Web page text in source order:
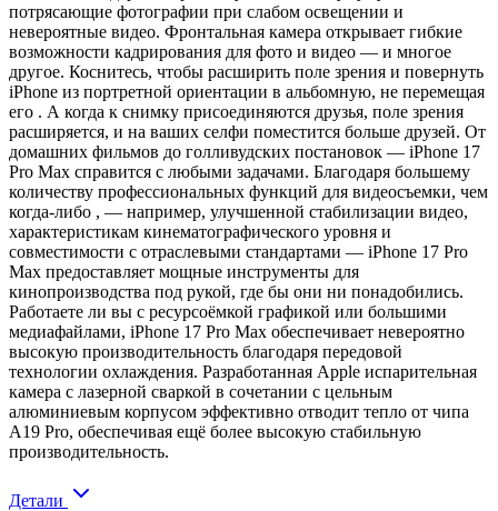
потрясающие фотографии при слабом освещении и
невероятные видео. Фронтальная камера открывает гибкие
возможности кадрирования для фото и видео — и многое
другое. Коснитесь, чтобы расширить поле зрения и повернуть
iPhone из портретной ориентации в альбомную, не перемещая
его . А когда к снимку присоединяются друзья, поле зрения
расширяется, и на ваших селфи поместится больше друзей. От
домашних фильмов до голливудских постановок — iPhone 17
Pro Max справится с любыми задачами. Благодаря большему
количеству профессиональных функций для видеосъемки, чем
когда-либо , — например, улучшенной стабилизации видео,
характеристикам кинематографического уровня и
совместимости с отраслевыми стандартами — iPhone 17 Pro
Max предоставляет мощные инструменты для
кинопроизводства под рукой, где бы они ни понадобились.
Работаете ли вы с ресурсоёмкой графикой или большими
медиафайлами, iPhone 17 Pro Max обеспечивает невероятно
высокую производительность благодаря передовой
технологии охлаждения. Разработанная Apple испарительная
камера с лазерной сваркой в ​​сочетании с цельным
алюминиевым корпусом эффективно отводит тепло от чипа
A19 Pro, обеспечивая ещё более высокую стабильную
производительность.
Детали